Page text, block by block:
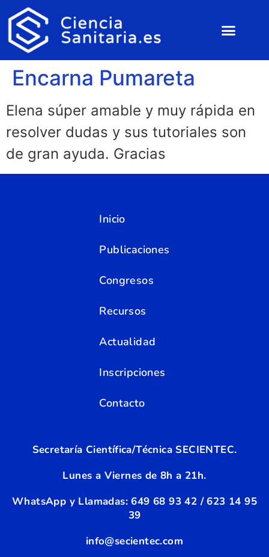
Encarna Pumareta
Elena súper amable y muy rápida en
resolver dudas y sus tutoriales son
de gran ayuda. Gracias
Inicio
Publicaciones
Congresos
Recursos
Actualidad
Inscripciones
Contacto
Secretaría Científica/Técnica SECIENTEC.
Lunes a Viernes de 8h a 21h.
WhatsApp y Llamadas: 649 68 93 42 / 623 14 95
39
info@secientec.com